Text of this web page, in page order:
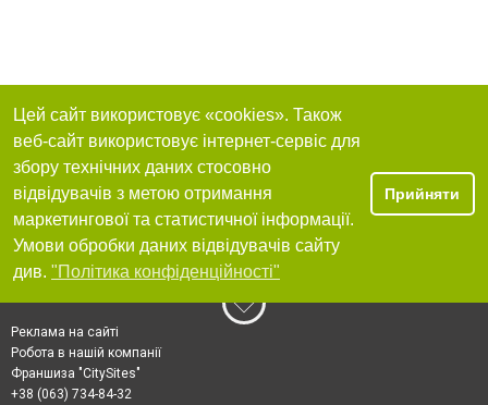
Цей сайт використовує «cookies». Також
веб-сайт використовує інтернет-сервіс для
збору технічних даних стосовно
відвідувачів з метою отримання
маркетингової та статистичної інформації.
Умови обробки даних відвідувачів сайту
див. "Політика конфіденційності"
Прийняти
Реклама на сайті
Робота в нашій компанії
Франшиза "CitySites"
+38 (063) 734-84-32